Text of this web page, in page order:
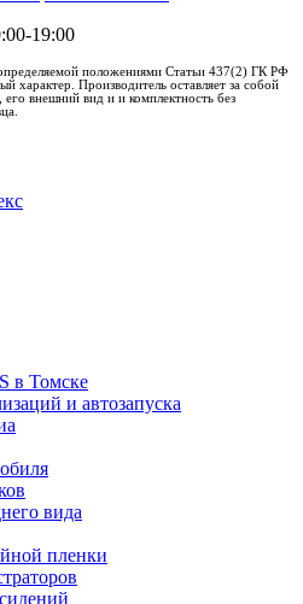
19:00
положениями Статьи 437(2) ГК РФ
характер. Производитель оставляет за собой
его внешний вид и и комплектность без
в Томске
и автозапуска
вида
пленки